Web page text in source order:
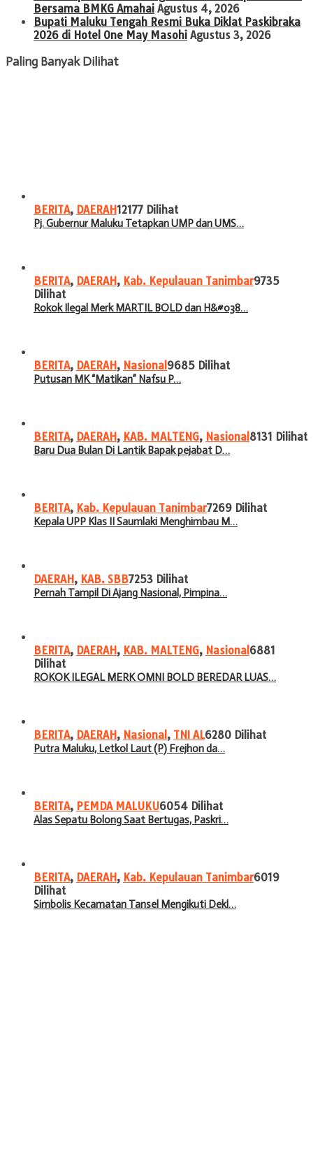
Bersama BMKG Amahai Agustus 4, 2026
Bupati Maluku Tengah Resmi Buka Diklat Paskibraka
2026 di Hotel One May Masohi Agustus 3, 2026
Paling Banyak Dilihat
BERITA, DAERAH12177 Dilihat
Pj. Gubernur Maluku Tetapkan UMP dan UMS…
BERITA, DAERAH, Kab. Kepulauan Tanimbar9735
Dilihat
Rokok Ilegal Merk MARTIL BOLD dan H&#038…
BERITA, DAERAH, Nasional 9685 Dilihat
Putusan MK “Matikan” Nafsu P…
BERITA, DAERAH, KAB. MALTENG, Nasional 8131 Dilihat
Baru Dua Bulan Di Lantik Bapak pejabat D…
BERITA, Kab. Kepulauan Tanimbar7269 Dilihat
Kepala UPP Klas II Saumlaki Menghimbau M…
DAERAH, KAB. SBB7253 Dilihat
Pernah Tampil Di Ajang Nasional, Pimpina…
BERITA, DAERAH, KAB. MALTENG, Nasional 6881
Dilihat
ROKOK ILEGAL MERK OMNI BOLD BEREDAR LUAS…
BERITA, DAERAH, Nasional , TNI AL6280 Dilihat
Putra Maluku, Letkol Laut (P) Frejhon da…
BERITA, PEMDA MALUKU6054 Dilihat
Alas Sepatu Bolong Saat Bertugas, Paskri…
BERITA, DAERAH, Kab. Kepulauan Tanimbar6019
Dilihat
Simbolis Kecamatan Tansel Mengikuti Dekl…